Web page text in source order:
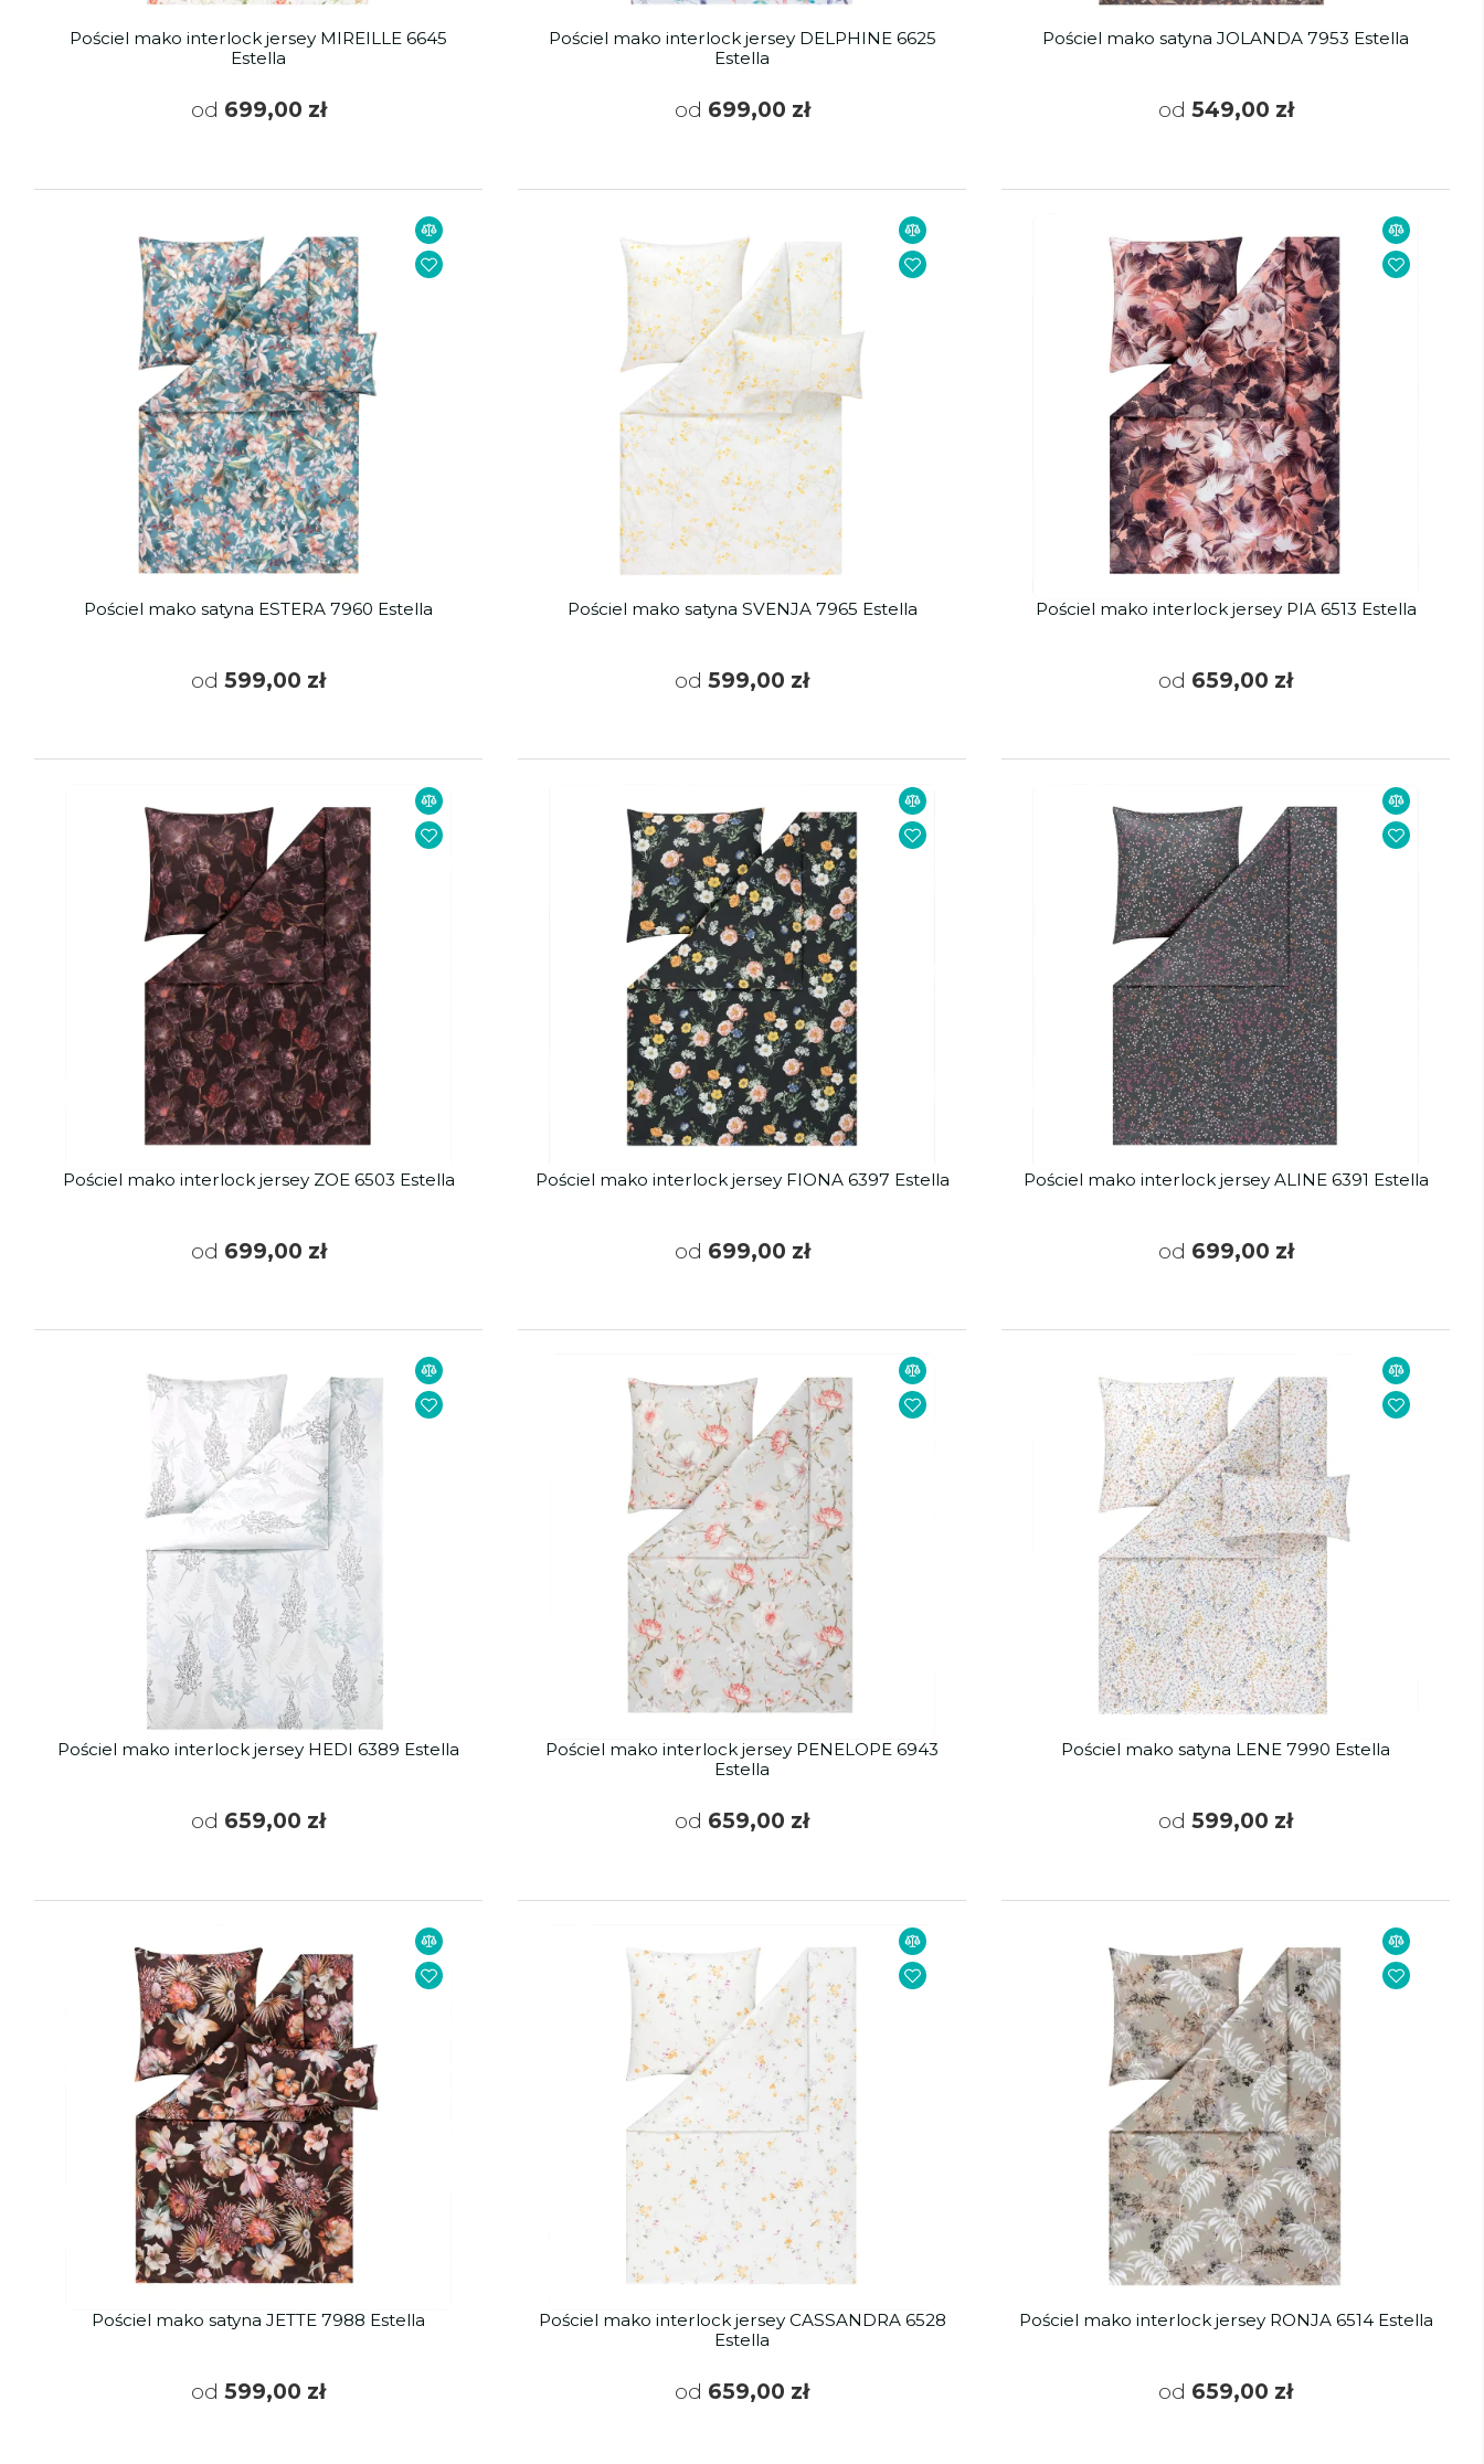
Pościel mako interlock jersey MIREILLE 6645
Estella
od 699,00 zł
Pościel mako interlock jersey DELPHINE 6625
Estella
od 699,00 zł
Pościel mako satyna JOLANDA 7953 Estella
od 549,00 zł
Pościel mako satyna ESTERA 7960 Estella
od 599,00 zł
Pościel mako satyna SVENJA 7965 Estella
od 599,00 zł
Pościel mako interlock jersey PIA 6513 Estella
od 659,00 zł
Pościel mako interlock jersey ZOE 6503 Estella
od 699,00 zł
Pościel mako interlock jersey FIONA 6397 Estella
od 699,00 zł
Pościel mako interlock jersey ALINE 6391 Estella
od 699,00 zł
Pościel mako interlock jersey HEDI 6389 Estella
od 659,00 zł
Pościel mako interlock jersey PENELOPE 6943
Estella
od 659,00 zł
Pościel mako satyna LENE 7990 Estella
od 599,00 zł
Pościel mako satyna JETTE 7988 Estella
od 599,00 zł
Pościel mako interlock jersey CASSANDRA 6528
Estella
od 659,00 zł
Pościel mako interlock jersey RONJA 6514 Estella
od 659,00 zł